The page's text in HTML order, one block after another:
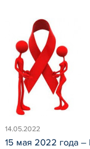
14.05.2022
15 мая 2022 года